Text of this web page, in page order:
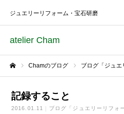
atelier Cham
ジュエリーリフォーム・宝石研磨
Chamのブログ ブログ「ジュエ
記録すること
2016.01.11 ブログ「ジュエリーリフォ